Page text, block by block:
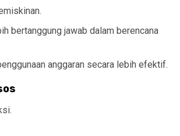
bertanggung jawab dalam berencana
anggaran secara lebih efektif.